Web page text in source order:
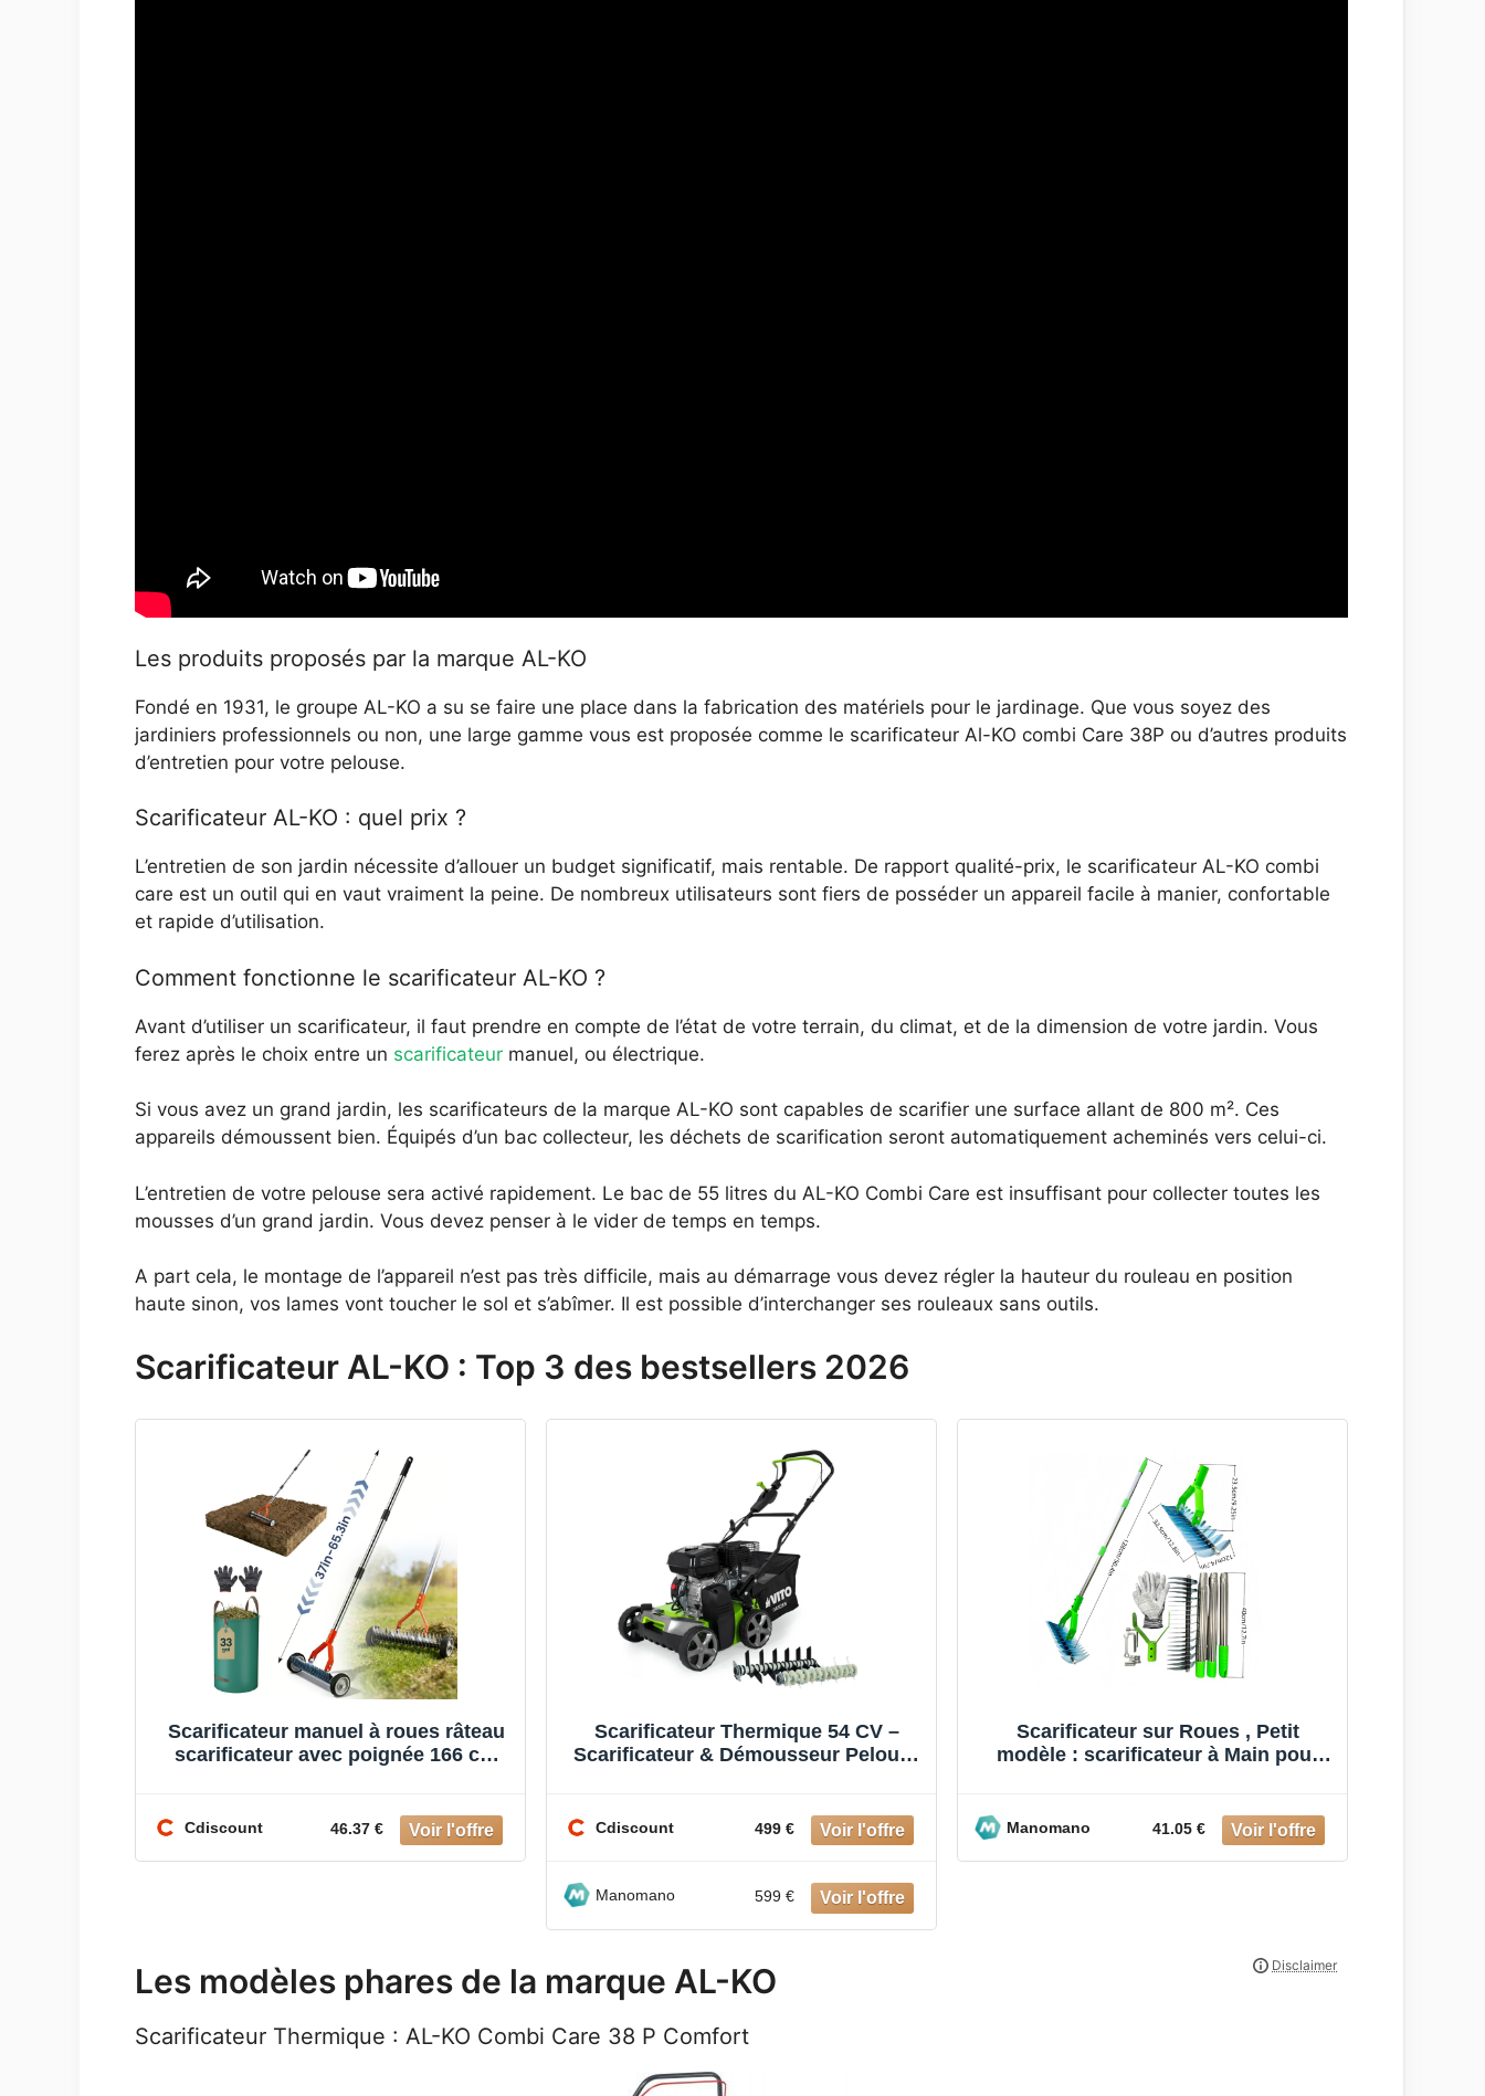
Les produits proposés par la marque AL-KO
Fondé en 1931, le groupe AL-KO a su se faire une place dans la fabrication des matériels pour le jardinage. Que vous soyez des
jardiniers professionnels ou non, une large gamme vous est proposée comme le scarificateur Al-KO combi Care 38P ou d’autres produits
d’entretien pour votre pelouse.
Scarificateur AL-KO : quel prix ?
L’entretien de son jardin nécessite d’allouer un budget significatif, mais rentable. De rapport qualité-prix, le scarificateur AL-KO combi
care est un outil qui en vaut vraiment la peine. De nombreux utilisateurs sont fiers de posséder un appareil facile à manier, confortable
et rapide d’utilisation.
Comment fonctionne le scarificateur AL-KO ?
Avant d’utiliser un scarificateur, il faut prendre en compte de l’état de votre terrain, du climat, et de la dimension de votre jardin. Vous
ferez après le choix entre un scarificateur manuel, ou électrique.
Si vous avez un grand jardin, les scarificateurs de la marque AL-KO sont capables de scarifier une surface allant de 800 m². Ces
appareils démoussent bien. Équipés d’un bac collecteur, les déchets de scarification seront automatiquement acheminés vers celui-ci.
L’entretien de votre pelouse sera activé rapidement. Le bac de 55 litres du AL-KO Combi Care est insuffisant pour collecter toutes les
mousses d’un grand jardin. Vous devez penser à le vider de temps en temps.
A part cela, le montage de l’appareil n’est pas très difficile, mais au démarrage vous devez régler la hauteur du rouleau en position
haute sinon, vos lames vont toucher le sol et s’abîmer. Il est possible d’interchanger ses rouleaux sans outils.
Scarificateur AL-KO : Top 3 des bestsellers 2026
Scarificateur manuel à roues râteau
scarificateur avec poignée 166 cm
Cdiscount 46.37 €
Scarificateur Thermique 54 CV –
Scarificateur & Démousseur Pelouse
Cdiscount 499 €
Manomano 599 €
Scarificateur sur Roues , Petit
modèle : scarificateur à Main pour
Manomano 41.05 €
Les modèles phares de la marque AL-KO
Scarificateur Thermique : AL-KO Combi Care 38 P Comfort